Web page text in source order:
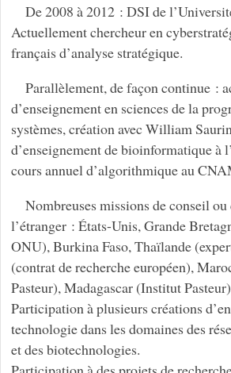
De 2008 à 2012 : DSI de
Actuellement chercheur en
français d’analyse stratégique.
Parallèlement, de façon continue :
d’enseignement en sciences de la
systèmes, création avec William
d’enseignement de bioinformatique à
cours annuel d’algorithmique au
Nombreuses missions de conseil ou
l’étranger : États-Unis, Grande
ONU), Burkina Faso, Thaïlande
(contrat de recherche européen),
Pasteur), Madagascar (Institut
Participation à plusieurs créations
technologie dans les domaines des
et des biotechnologies.